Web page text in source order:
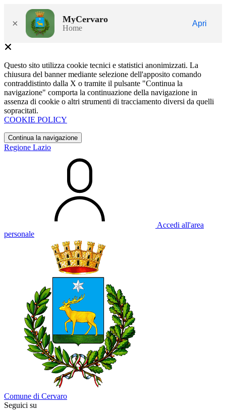
× MyCervaro
Home
Apri
Questo sito utilizza cookie tecnici e statistici anonimizzati. La
chiusura del banner mediante selezione dell'apposito comando
contraddistinto dalla X o tramite il pulsante "Continua la
navigazione" comporta la continuazione della navigazione in
assenza di cookie o altri strumenti di tracciamento diversi da quelli
sopracitati.
COOKIE POLICY
Continua la navigazione
Regione Lazio
Accedi all'area
personale
Comune di Cervaro
Seguici su